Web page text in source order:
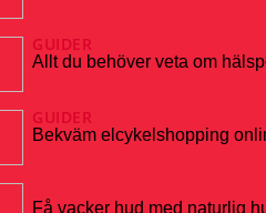
GUIDER
Allt du behöver veta om
GUIDER
Bekväm elcykelshopping
Få vacker hud med naturlig